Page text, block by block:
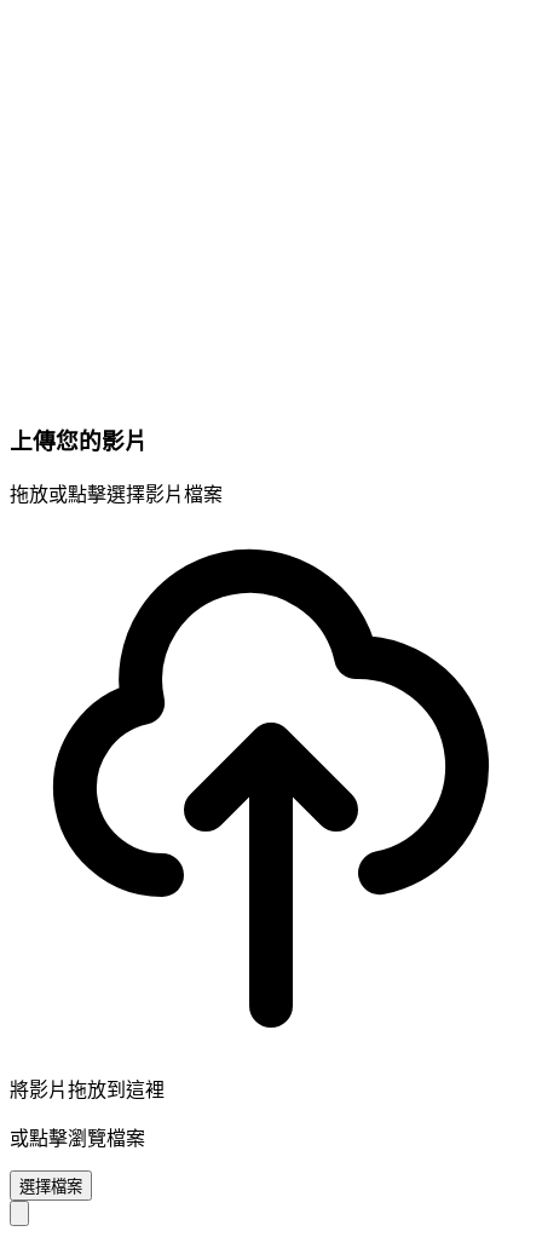
上傳您的影片
拖放或點擊選擇影片檔案
將影片拖放到這裡
或點擊瀏覽檔案
選擇檔案